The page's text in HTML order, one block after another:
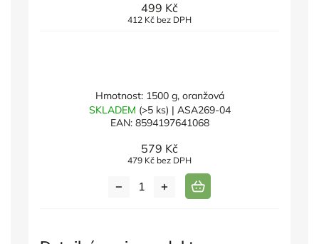
499 Kč
412 Kč bez DPH
Hmotnost: 1500 g, oranžová
SKLADEM (>5 ks) | ASA269-04
EAN: 8594197641068
579 Kč
479 Kč bez DPH